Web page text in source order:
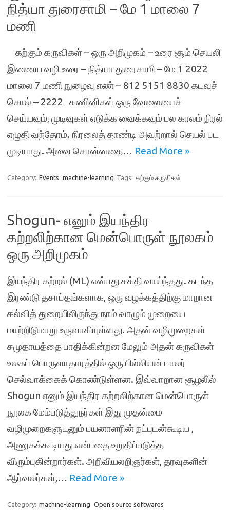
நித்யா துரைசாமி – மே 1 மாலை 7
மணி
கற்கும் கருவிகள் – ஒரு அறிமுகம் – உரை சூம் செயலி
இணைய வழி உரை – நித்யா துரைசாமி – மே 1 2022
மாலை 7 மணி நுழைவு எண் – 812 5151 8830 கடவுச்
சொல் – 2222 கணினிகள் ஒரு வேலையைச்
செய்யவும், முடிவுகள் எடுக்க வைக்கவும் பல காலம் நிரல்
எழுதி வந்தோம். நிரலைத் தாண்டி அவற்றால் செயல் பட
முடியாது. அவை சொன்னதை… Read More »
Category: Events machine-learning Tags: கற்கும் கருவிகள்
Shogun- எனும் இயந்திர
கற்றலிற்கான மென்பொருள் நூலகம்
ஒரு அறிமுகம்
இயந்திர கற்றல் (ML) என்பது சக்தி வாய்ந்தது. கடந்த
இரண்டு தசாப்தங்களாக, ஒரு வழக்கத்திற்கு மாறான
கல்வித் துறையிலிருந்து நாம் வாழும் முறையை
மாற்றிடுமாறு உருவாகியுள்ளது. அதன் வழிமுறைகள்
சமுதாயத்தை பாதிக்கின்றன மேலும் அதன் கருவிகள்
உலகப் பொருளாதாரத்தில் ஒரு பில்லியன் டாலர்
செல்வாக்கைக் கொண்டுள்ளன. இவ்வாறான சூழலில்
Shogun எனும் இயந்திர கற்றலிற்கான மென்பொருள்
நூலக மேம்படுத்துநர்கள் இது முதன்மை
வழிமுறைகளுடனும் பயனாளரின் நட்புடன்கூடிய ,
அணுகக்கூடியது என்பதை உறுதிப்படுத்த
விரும்புகின்றார்கள். அறிவியலறிஞர்கள், தரவுகளின்
ஆர்வலர்கள்,… Read More »
Category: machine-learning Open source softwares